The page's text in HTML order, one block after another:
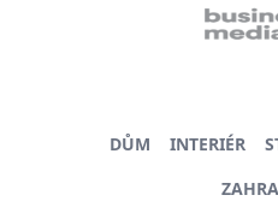
DŮM INTERIÉR